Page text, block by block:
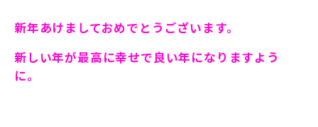
新年あけましておめでとうございます。
新しい年が最高に幸せで良い年になりますよう
に。